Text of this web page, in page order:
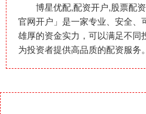
博星优配,配资开户,股票配
官网开户」是一家专业、安全、
雄厚的资金实力，可以满足不同
为投资者提供高品质的配资服务。